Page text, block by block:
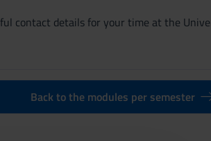
contact details for your time at the
Back to the modules per semester